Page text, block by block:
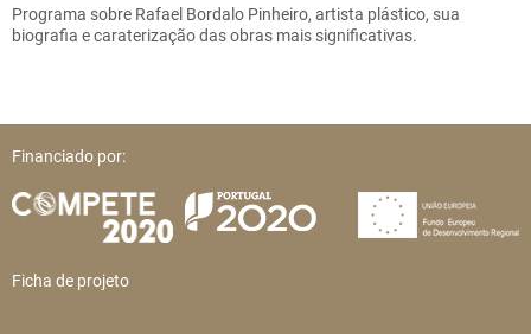
Programa sobre Rafael Bordalo Pinheiro, artista plástico, sua
biografia e caraterização das obras mais significativas.
Financiado por:
Ficha de projeto